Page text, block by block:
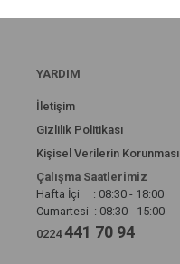
YARDIM
İletişim
Gizlilik Politikası
Kişisel Verilerin Korunması
Çalışma Saatlerimiz
Hafta İçi : 08:30 - 18:00
Cumartesi : 08:30 - 15:00
0224441 70 94